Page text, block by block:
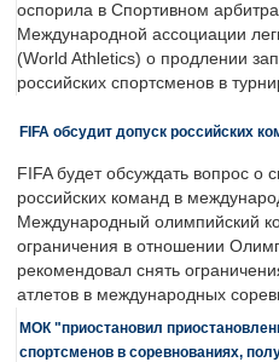
оспорила в Спортивном
Международной ассоциации
(World Athletics) о продлении
российских спортсменов в
FIFA обсудит допуск российских
FIFA будет обсуждать вопрос о
российских команд в
Международный олимпийский
ограничения в отношении
рекомендовал снять
атлетов в международных
МОК "приостановил
спортсменов в соревнованиях,